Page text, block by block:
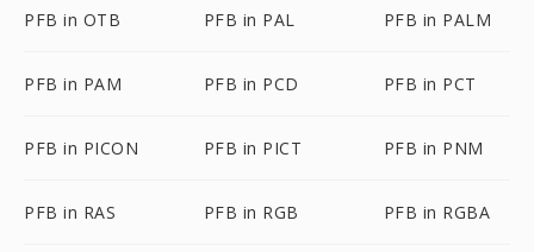
PFB in OTB PFB in PAL PFB in PALM
PFB in PAM PFB in PCD PFB in PCT
PFB in PICON PFB in PICT PFB in PNM
PFB in RAS PFB in RGB PFB in RGBA